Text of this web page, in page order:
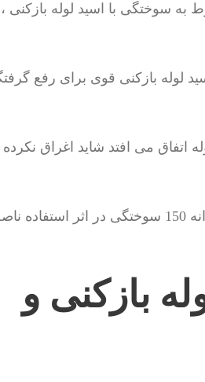
سوختگی با اسید لوله بازکنی ،
لوله بازکنی قوی برای رفع
اتفاق می افتد شاید اغراق نکرده
اکثر این گرفتگی ها توسط خود شهروندان باز می شوند و طبیعی است که روزانه 150 سوختگی در اثر
بازکنی و